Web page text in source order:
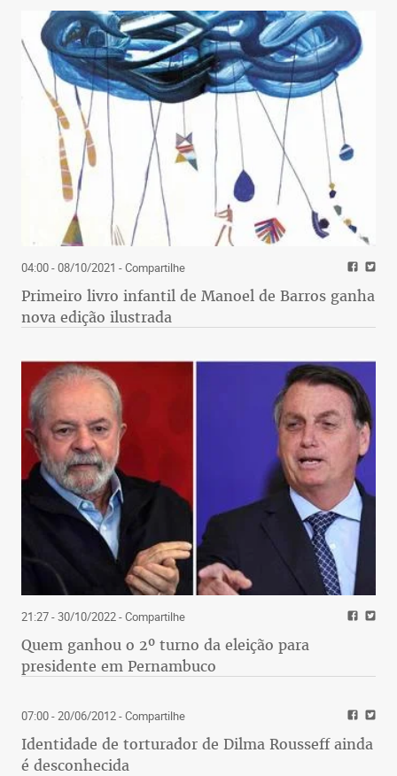
04:00 - 08/10/2021 - Compartilhe
Primeiro livro infantil de Manoel de Barros ganha
nova edição ilustrada
21:27 - 30/10/2022- Compartilhe
Quem ganhou o 2º turno da eleição para
presidente em Pernambuco
07:00 - 20/06/2012- Compartilhe
Identidade de torturador de Dilma Rousseff ainda
é desconhecida